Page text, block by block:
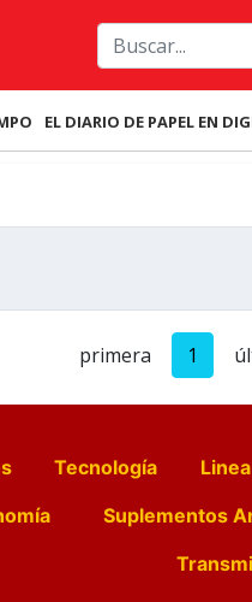
EL DIARIO DE PAPEL EN
primera 1
Tecnología
Suplementos